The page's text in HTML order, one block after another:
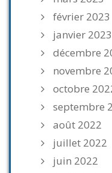
février 2023
janvier 2023
décembre
novembre
octobre
septembre
août 2022
juillet 2022
juin 2022